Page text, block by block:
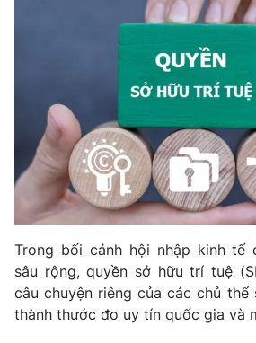
Câu chuyện quốc tế
Dữ liệu và đời sống
Phim VTV
Hậu trường
Nhân vật
Khán giả
Giải sao mai
Giải trí
Điện ảnh
Âm nhạc
Đời sống
Du lịch
Làm đẹp
Chất lượng cuộc sống
Giáo dục
Tuyển sinh
Học trực tuyến
Công nghệ
Hitech Công nghệ tương lai
Trong bối cảnh hội nhập kinh tế
sâu rộng, quyền sở hữu trí tuệ
câu chuyện riêng của các chủ
thành thước đo uy tín quốc gia và